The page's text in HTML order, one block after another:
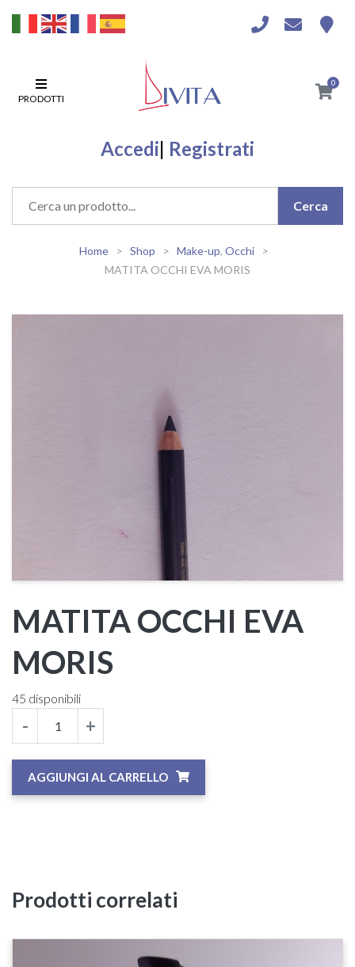
PRODOTTI
0
Accedi| Registrati
Home Shop Make-up, Occhi
MATITA OCCHI EVA MORIS
MATITA OCCHI EVA
MORIS
45 disponibili
- +
AGGIUNGI AL CARRELLO
Prodotti correlati